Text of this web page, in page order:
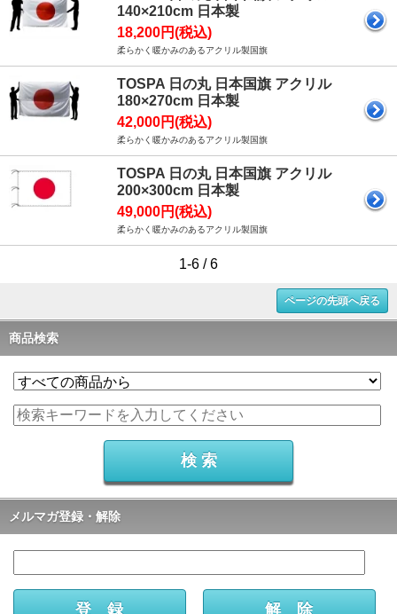
140×210cm 日本製
18,200円(税込)
柔らかく暖かみのあるアクリル製国旗
TOSPA 日の丸 日本国旗 アクリル
180×270cm 日本製
42,000円(税込)
柔らかく暖かみのあるアクリル製国旗
TOSPA 日の丸 日本国旗 アクリル
200×300cm 日本製
49,000円(税込)
柔らかく暖かみのあるアクリル製国旗
1-6 / 6
ページの先頭へ戻る
商品検索
メルマガ登録・解除